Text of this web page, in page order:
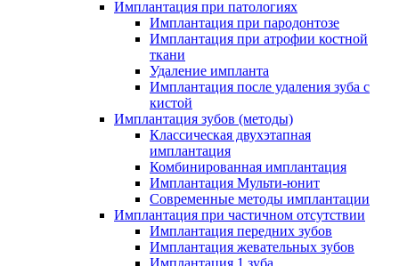
Имплантация при патологиях
Имплантация при пародонтозе
Имплантация при атрофии костной
ткани
Удаление импланта
Имплантация после удаления зуба с
кистой
Имплантация зубов (методы)
Классическая двухэтапная
имплантация
Комбинированная имплантация
Имплантация Мульти-юнит
Современные методы имплантации
Имплантация при частичном отсутствии
Имплантация передних зубов
Имплантация жевательных зубов
Имплантация 1 зуба